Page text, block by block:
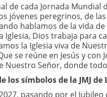
de cada Jornada
jóvenes peregrinos, de
hablamos de la vida
Dios trabaja para
la Iglesia viva de
se reúne en Jesús y
Nuestro Señor, donde
símbolos de la JMJ de
pasando por el